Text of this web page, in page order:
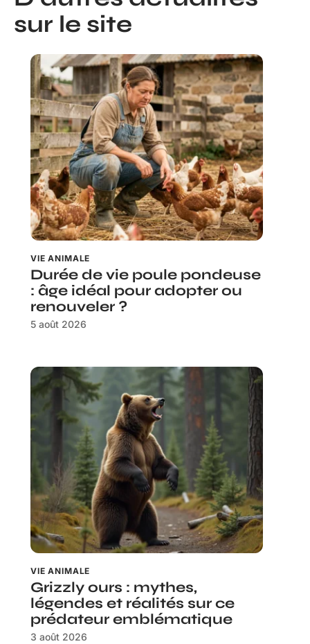
sur le site
VIE ANIMALE
Durée de vie poule pondeuse
: âge idéal pour adopter ou
renouveler ?
5 août 2026
VIE ANIMALE
Grizzly ours : mythes,
légendes et réalités sur ce
prédateur emblématique
3 août 2026